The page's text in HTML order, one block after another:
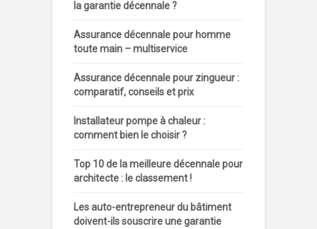
la garantie décennale ?
Assurance décennale pour homme
toute main – multiservice
Assurance décennale pour zingueur :
comparatif, conseils et prix
Installateur pompe à chaleur :
comment bien le choisir ?
Top 10 de la meilleure décennale pour
architecte : le classement !
Les auto-entrepreneur du bâtiment
doivent-ils souscrire une garantie